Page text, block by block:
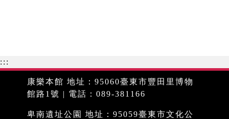
:::
康樂本館 地址：95060臺東市豐田里博物
館路1號 | 電話：089-381166
卑南遺址公園 地址：95059臺東市文化公